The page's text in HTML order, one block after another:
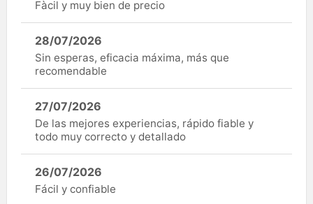
Fàcil y muy bien de precio
28/07/2026
Sin esperas, eficacia máxima, más que
recomendable
27/07/2026
De las mejores experiencias, rápido fiable y
todo muy correcto y detallado
26/07/2026
Fácil y confiable